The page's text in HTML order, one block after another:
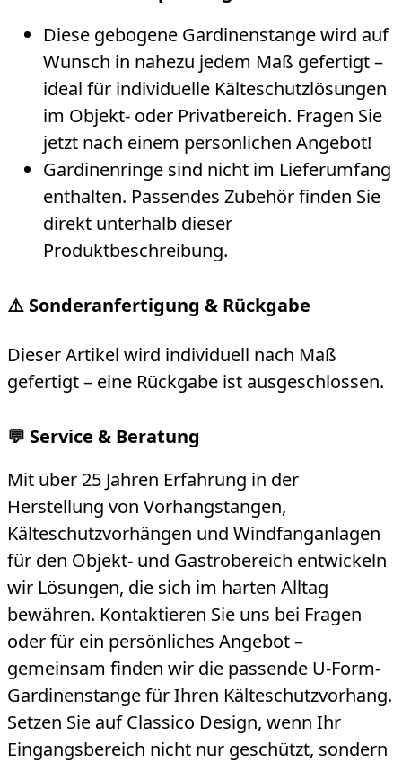
Diese gebogene Gardinenstange wird auf
Wunsch in nahezu jedem Maß gefertigt –
ideal für individuelle Kälteschutzlösungen
im Objekt- oder Privatbereich. Fragen Sie
jetzt nach einem persönlichen Angebot!
Gardinenringe sind nicht im Lieferumfang
enthalten. Passendes Zubehör finden Sie
direkt unterhalb dieser
Produktbeschreibung.
⚠️ Sonderanfertigung & Rückgabe
Dieser Artikel wird individuell nach Maß
gefertigt – eine Rückgabe ist ausgeschlossen.
💬 Service & Beratung
Mit über 25 Jahren Erfahrung in der
Herstellung von Vorhangstangen,
Kälteschutzvorhängen und Windfanganlagen
für den Objekt- und Gastrobereich entwickeln
wir Lösungen, die sich im harten Alltag
bewähren. Kontaktieren Sie uns bei Fragen
oder für ein persönliches Angebot –
gemeinsam finden wir die passende U-Form-
Gardinenstange für Ihren Kälteschutzvorhang.
Setzen Sie auf Classico Design, wenn Ihr
Eingangsbereich nicht nur geschützt, sondern